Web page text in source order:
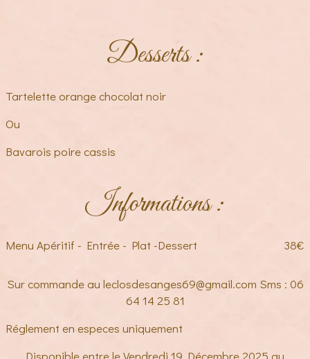
Desserts :
Tartelette orange chocolat noir
Ou
Bavarois poire cassis
Informations :
Menu Apéritif - Entrée - Plat -Dessert 38€
Sur commande au leclosdesanges69@gmail.com Sms : 06
64 14 25 81
Réglement en especes uniquement